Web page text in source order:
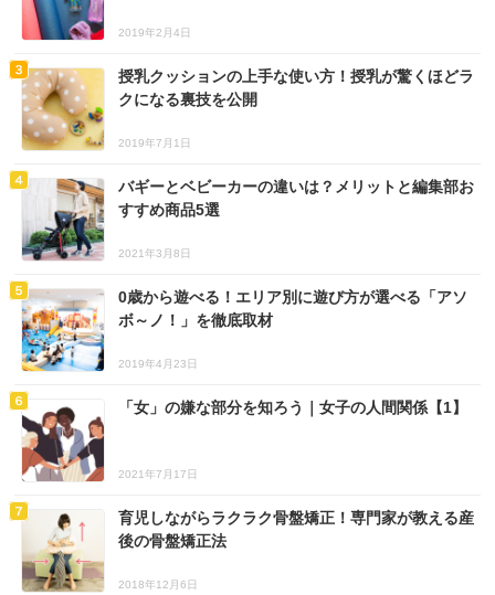
2019年2月4日
授乳クッションの上手な使い方！授乳が驚くほどラ
クになる裏技を公開
2019年7月1日
バギーとベビーカーの違いは？メリットと編集部お
すすめ商品5選
2021年3月8日
0歳から遊べる！エリア別に遊び方が選べる「アソ
ボ～ノ！」を徹底取材
2019年4月23日
「女」の嫌な部分を知ろう｜女子の人間関係【1】
2021年7月17日
育児しながらラクラク骨盤矯正！専門家が教える産
後の骨盤矯正法
2018年12月6日